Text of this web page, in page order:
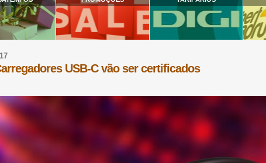
USB-C vão ser certificados